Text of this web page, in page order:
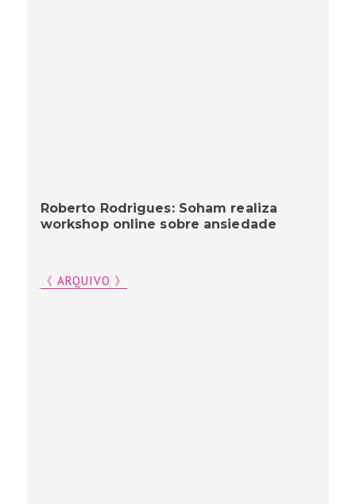
Roberto Rodrigues: Soham realiza
workshop online sobre ansiedade
《 ARQUIVO 》